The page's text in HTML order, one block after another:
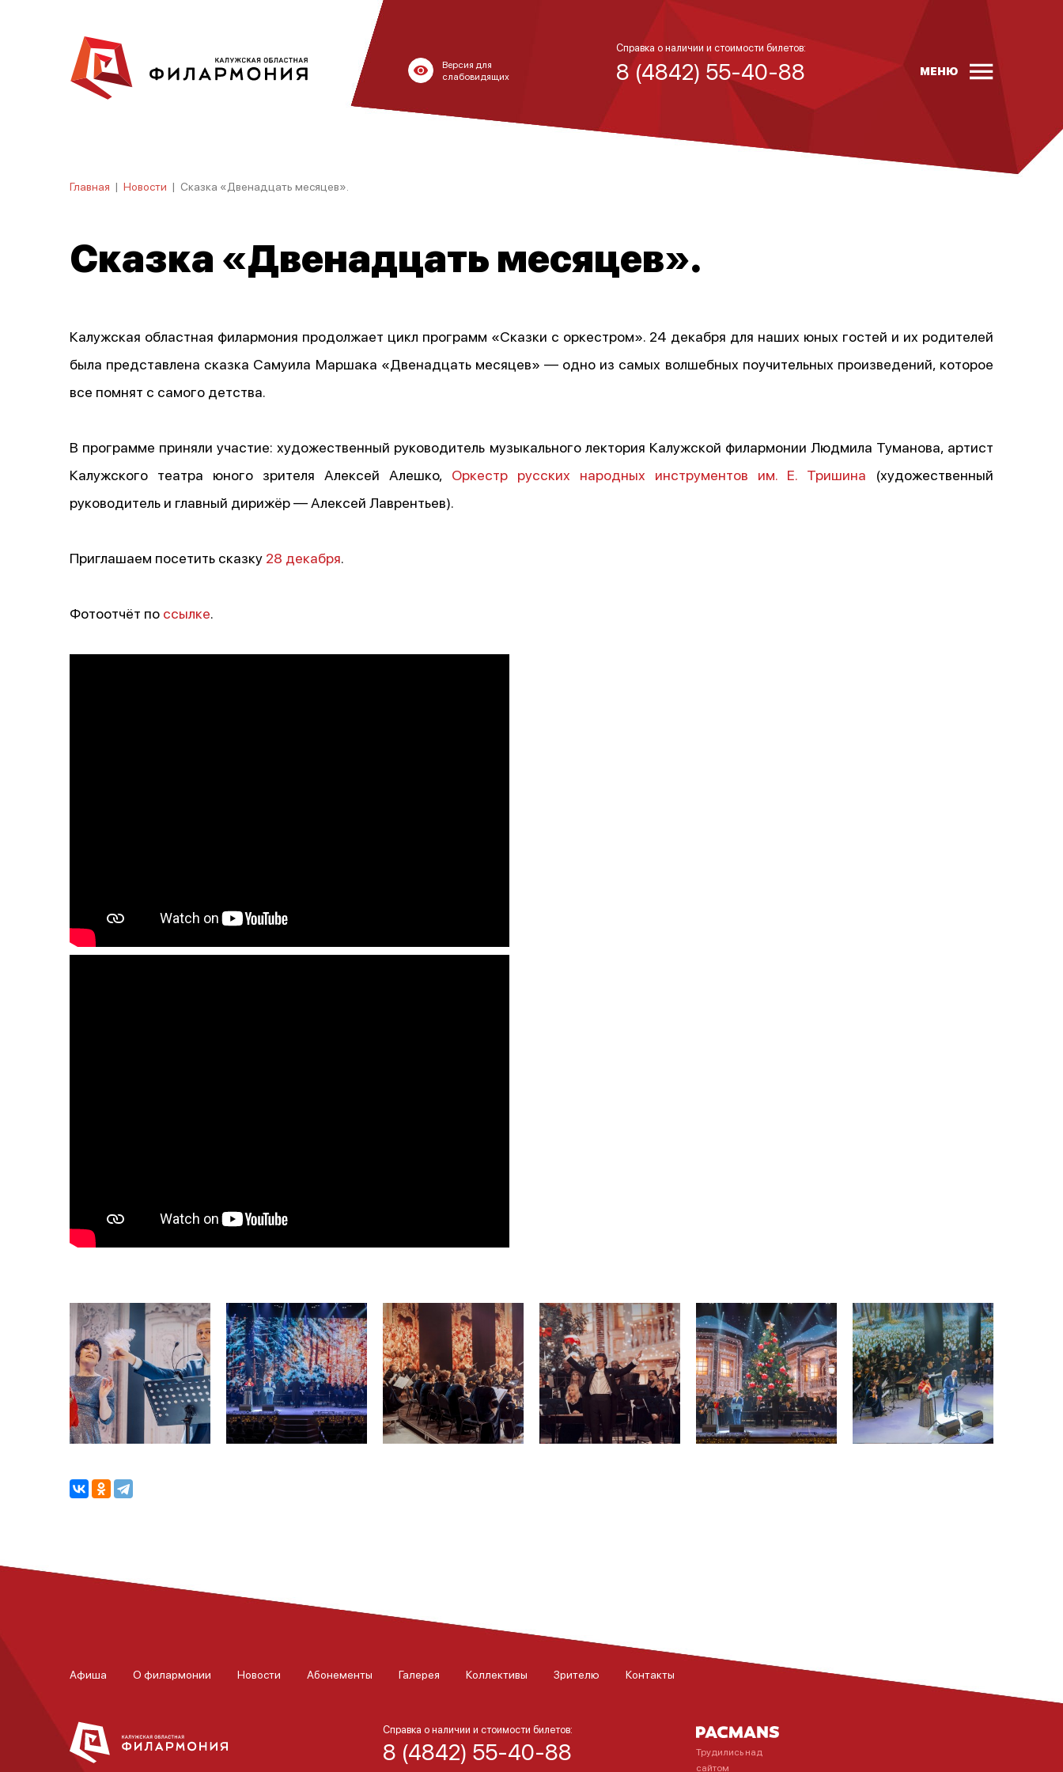
Версия для
слабовидящих
Справка о наличии и стоимости билетов:
8 (4842) 55-40-88 МЕНЮ
Главная | Новости | Сказка «Двенадцать месяцев».
Сказка «Двенадцать месяцев».
Калужская областная филармония продолжает цикл программ «Сказки с оркестром». 24 декабря для наших юных гостей и их родителей
была представлена сказка Самуила Маршака «Двенадцать месяцев» — одно из самых волшебных поучительных произведений, которое
все помнят с самого детства.
В программе приняли участие: художественный руководитель музыкального лектория Калужской филармонии Людмила Туманова, артист
Калужского театра юного зрителя Алексей Алешко, Оркестр русских народных инструментов им. Е. Тришина (художественный
руководитель и главный дирижёр — Алексей Лаврентьев).
Приглашаем посетить сказку 28 декабря.
Фотоотчёт по ссылке.
Афиша О филармонии Новости Абонементы Галерея Коллективы Зрителю Контакты
Справка о наличии и стоимости билетов:
8 (4842) 55-40-88
Трудились над
сайтом